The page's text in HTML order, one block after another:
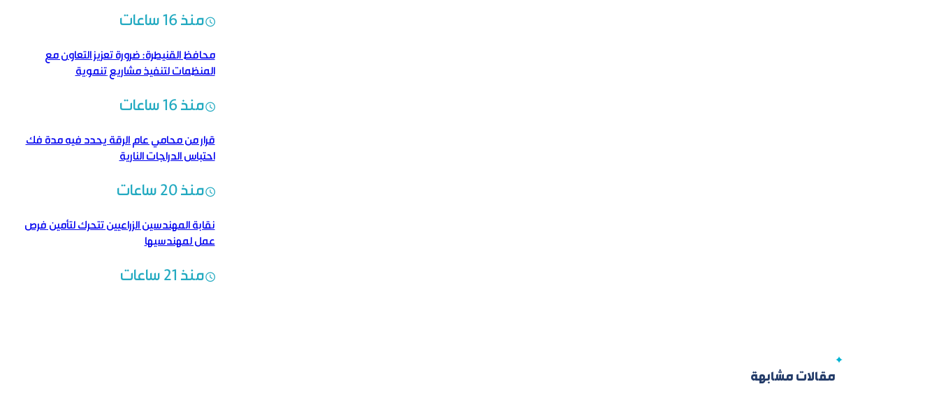
منذ 16 ساعات
محافظ القنيطرة: ضرورة تعزيز التعاون مع
المنظمات لتنفيذ مشاريع تنموية
منذ 16 ساعات
قرار من محامي عام الرقة يحدد فيه مدة فك
احتباس الدراجات النارية
منذ 20 ساعات
نقابة المهندسين الزراعيين تتحرك لتأمين فرص
عمل لمهندسيها
منذ 21 ساعات
مقالات مشابهة